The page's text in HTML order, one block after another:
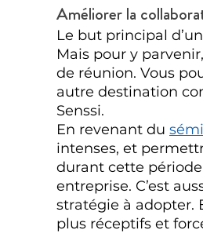
Améliorer la
Le but principal
Mais pour y
de réunion. Vous
autre destination
Senssi.
En revenant du
intenses, et
durant cette
entreprise. C’est
stratégie à adopter.
plus réceptifs et